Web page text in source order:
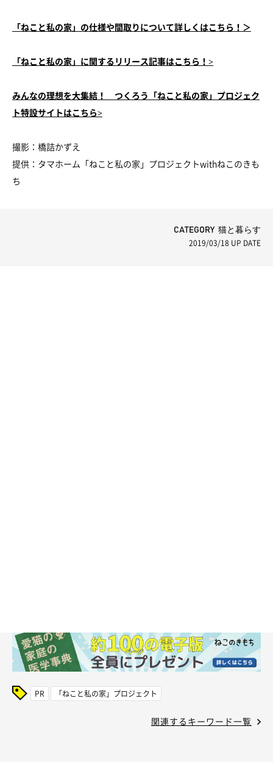
「ねこと私の家」の仕様や間取りについて詳しくはこちら！＞
「ねこと私の家」に関するリリース記事はこちら！>
みんなの理想を大集結！ つくろう「ねこと私の家」プロジェク
ト特設サイトはこちら>
撮影：橋詰かずえ
提供：タマホーム「ねこと私の家」プロジェクトwithねこのきも
ち
CATEGORY 猫と暮らす
2019/03/18 UP DATE
PR 「ねこと私の家」プロジェクト
関連するキーワード一覧